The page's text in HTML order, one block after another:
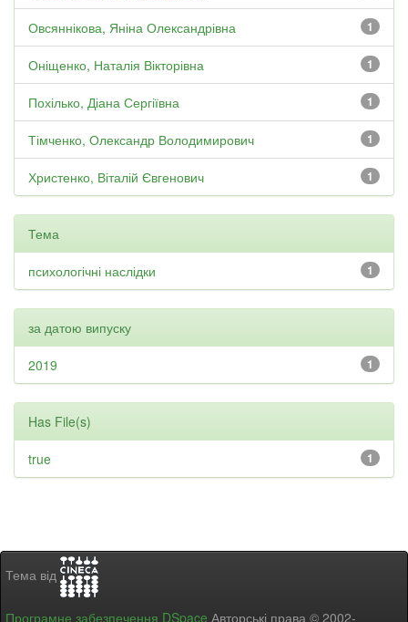
1
Овсяннікова, Яніна Олександрівна
1
Оніщенко, Наталія Вікторівна
1
Похілько, Діана Сергіївна
1
Тімченко, Олександр Володимирович
1
Христенко, Віталій Євгенович
Тема
1
психологічні наслідки
за датою випуску
1
2019
Has File(s)
1
true
Тема від
Програмне забезпечення DSpace Авторські права © 2002-